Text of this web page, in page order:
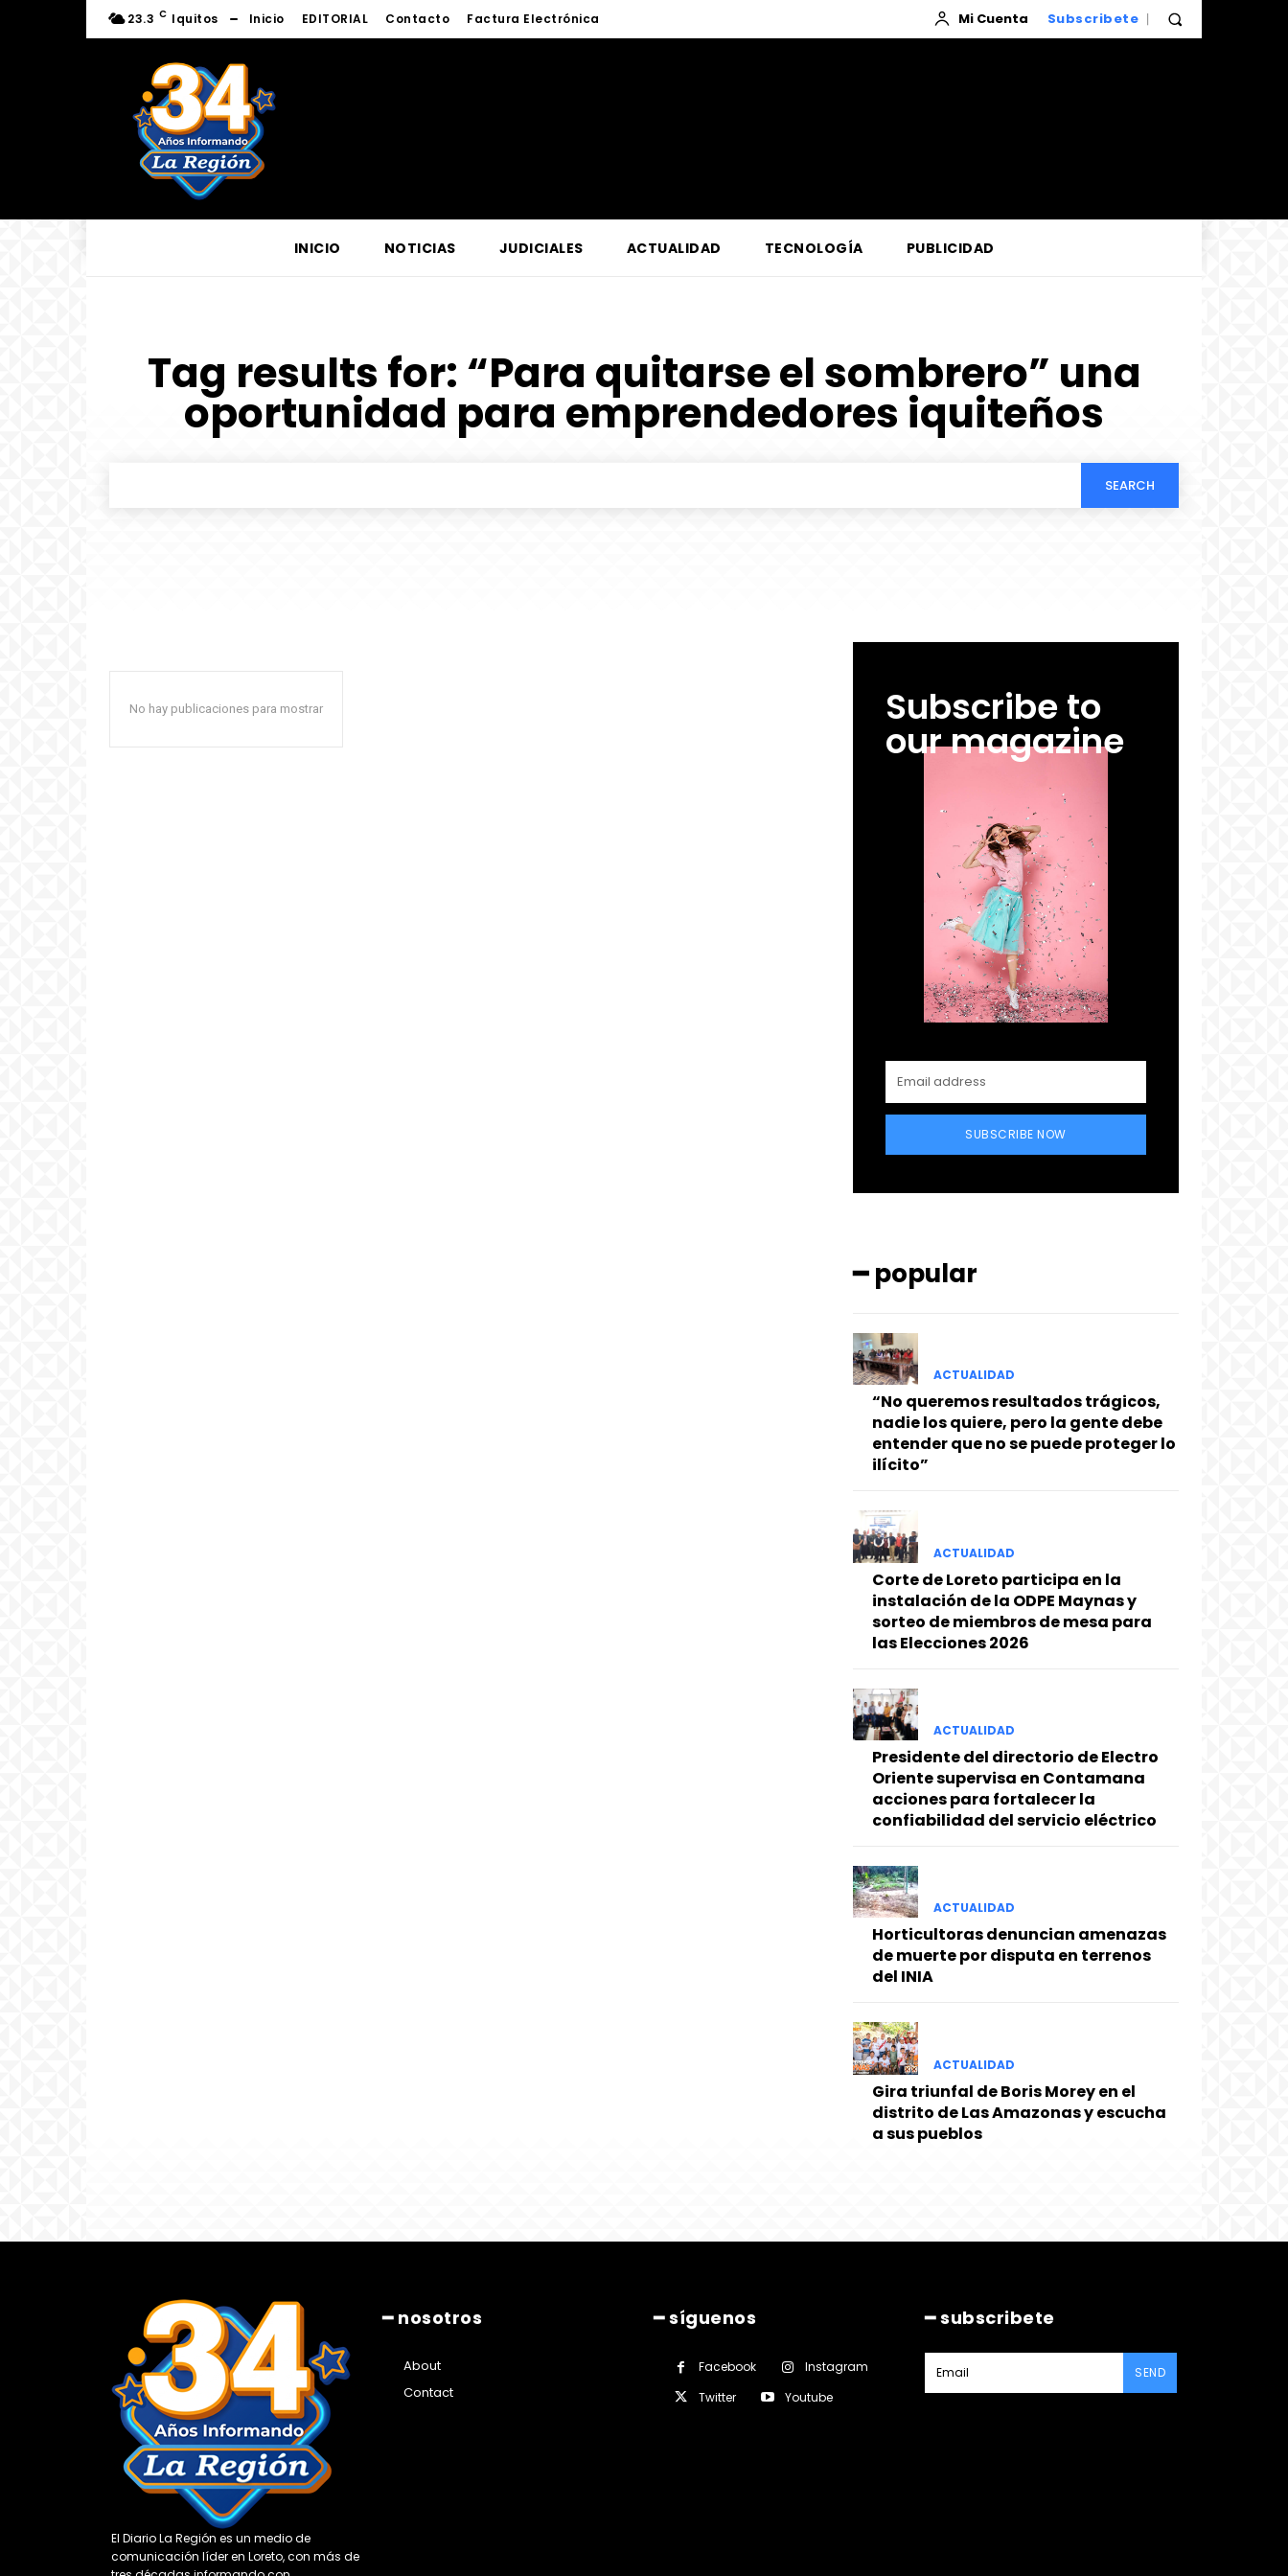
23.3 C Iquitos Inicio EDITORIAL Contacto Factura Electrónica Mi Cuenta Subscribete
INICIO NOTICIAS JUDICIALES ACTUALIDAD TECNOLOGÍA PUBLICIDAD
Tag results for: “Para quitarse el sombrero” una
oportunidad para emprendedores iquiteños
SEARCH
No hay publicaciones para mostrar Subscribe to
our magazine
SUBSCRIBE NOW
━ popular
ACTUALIDAD
“No queremos resultados trágicos,
nadie los quiere, pero la gente debe
entender que no se puede proteger lo
ilícito”
ACTUALIDAD
Corte de Loreto participa en la
instalación de la ODPE Maynas y
sorteo de miembros de mesa para
las Elecciones 2026
ACTUALIDAD
Presidente del directorio de Electro
Oriente supervisa en Contamana
acciones para fortalecer la
confiabilidad del servicio eléctrico
ACTUALIDAD
Horticultoras denuncian amenazas
de muerte por disputa en terrenos
del INIA
ACTUALIDAD
Gira triunfal de Boris Morey en el
distrito de Las Amazonas y escucha
a sus pueblos
El Diario La Región es un medio de
comunicación líder en Loreto, con más de
━ nosotros
About
Contact
━ síguenos
Facebook
Instagram
Twitter
Youtube
━ subscribete
SEND